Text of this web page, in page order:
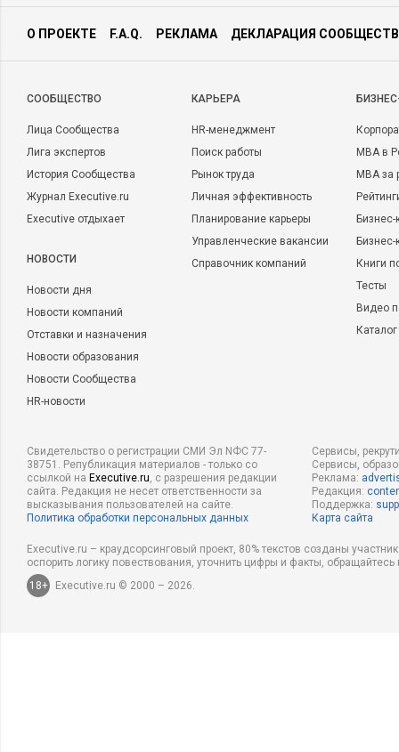
О ПРОЕКТЕ F.A.Q. РЕКЛАМА ДЕКЛАРАЦИЯ
CООБЩЕСТВО
Лица Сообщества
Лига экспертов
История Сообщества
Журнал Executive.ru
Executive отдыхает
НОВОСТИ
Новости дня
Новости компаний
Отставки и назначения
Новости образования
Новости Сообщества
HR-новости
КАРЬЕРА
HR-менеджмент
Поиск работы
Рынок труда
Личная эффективность
Планирование карьеры
Управленческие вакансии
Справочник компаний
MBA в
MBA
Бизнес-
Книги
Тесты
Видео
Свидетельство о регистрации СМИ Эл NФС 77-
38751. Републикация материалов - только со
ссылкой на Executive.ru, с разрешения редакции
сайта. Редакция не несет ответственности за
высказывания пользователей на сайте.
Политика обработки персональных данных
Сервисы,
Сервисы,
Реклама:
Редакция:
Поддержка:
Карта сайта
Executive.ru – краудсорсинговый проект, 80% текстов созданы
оспорить логику повествования, уточнить цифры и факты,
18+
Executive.ru © 2000 – 2026.